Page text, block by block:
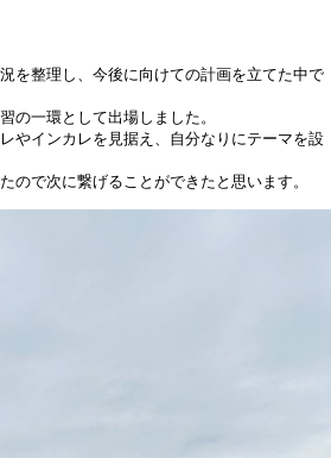
を整理し、今後に向けての計画を立てた中で
の一環として出場しました。
やインカレを見据え、自分なりにテーマを設
ので次に繋げることができたと思います。